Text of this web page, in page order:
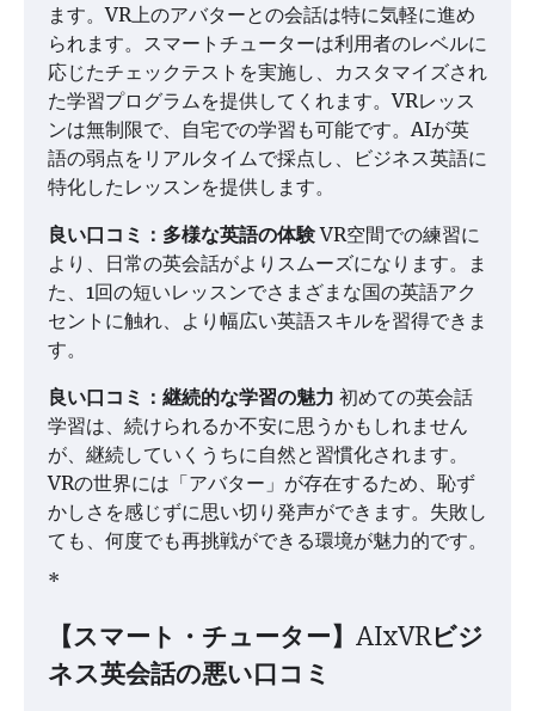
ます。VR上のアバターとの会話は特に気軽に進め
られます。スマートチューターは利用者のレベルに
応じたチェックテストを実施し、カスタマイズされ
た学習プログラムを提供してくれます。VRレッス
ンは無制限で、自宅での学習も可能です。AIが英
語の弱点をリアルタイムで採点し、ビジネス英語に
特化したレッスンを提供します。
良い口コミ：多様な英語の体験VR空間での練習に
より、日常の英会話がよりスムーズになります。ま
た、1回の短いレッスンでさまざまな国の英語アク
セントに触れ、より幅広い英語スキルを習得できま
す。
良い口コミ：継続的な学習の魅力 初めての英会話
学習は、続けられるか不安に思うかもしれません
が、継続していくうちに自然と習慣化されます。
VRの世界には「アバター」が存在するため、恥ず
かしさを感じずに思い切り発声ができます。失敗し
ても、何度でも再挑戦ができる環境が魅力的です。
*
【スマート・チューター】AIxVRビジ
ネス英会話の悪い口コミ